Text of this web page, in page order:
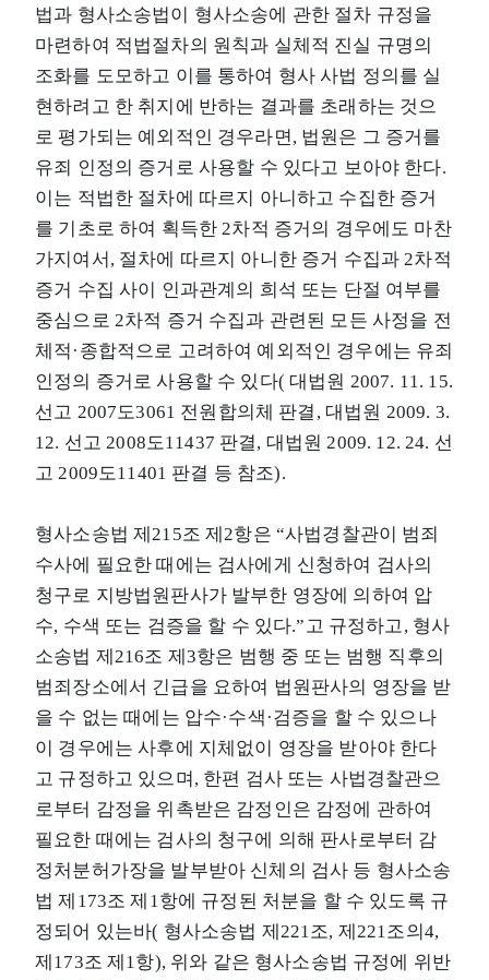
법과 형사소송법이 형사소송에 관한 절차 규정을
마련하여 적법절차의 원칙과 실체적 진실 규명의
조화를 도모하고 이를 통하여 형사 사법 정의를 실
현하려고 한 취지에 반하는 결과를 초래하는 것으
로 평가되는 예외적인 경우라면, 법원은 그 증거를
유죄 인정의 증거로 사용할 수 있다고 보아야 한다.
이는 적법한 절차에 따르지 아니하고 수집한 증거
를 기초로 하여 획득한 2차적 증거의 경우에도 마찬
가지여서, 절차에 따르지 아니한 증거 수집과 2차적
증거 수집 사이 인과관계의 희석 또는 단절 여부를
중심으로 2차적 증거 수집과 관련된 모든 사정을 전
체적·종합적으로 고려하여 예외적인 경우에는 유죄
인정의 증거로 사용할 수 있다( 대법원 2007. 11. 15.
선고 2007도3061 전원합의체 판결, 대법원 2009. 3.
12. 선고 2008도11437 판결, 대법원 2009. 12. 24. 선
고 2009도11401 판결 등 참조).
형사소송법 제215조 제2항은 “사법경찰관이 범죄
수사에 필요한 때에는 검사에게 신청하여 검사의
청구로 지방법원판사가 발부한 영장에 의하여 압
수, 수색 또는 검증을 할 수 있다.”고 규정하고, 형사
소송법 제216조 제3항은 범행 중 또는 범행 직후의
범죄장소에서 긴급을 요하여 법원판사의 영장을 받
을 수 없는 때에는 압수·수색·검증을 할 수 있으나
이 경우에는 사후에 지체없이 영장을 받아야 한다
고 규정하고 있으며, 한편 검사 또는 사법경찰관으
로부터 감정을 위촉받은 감정인은 감정에 관하여
필요한 때에는 검사의 청구에 의해 판사로부터 감
정처분허가장을 발부받아 신체의 검사 등 형사소송
법 제173조 제1항에 규정된 처분을 할 수 있도록 규
정되어 있는바( 형사소송법 제221조, 제221조의4,
제173조 제1항), 위와 같은 형사소송법 규정에 위반